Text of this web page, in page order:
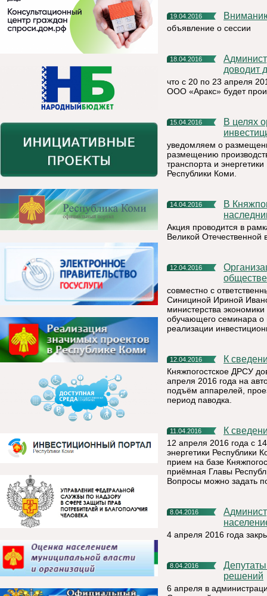
19.04.2016
объявление о сессии
18.04.2016
Администрация муниципального района «Княжпогостский»
доводит
что с 20 по 23 апреля
ООО «Аракс» будет
15.04.2016
В целях организации работы в части активизации
уведомляем о
размещению
транспорта и
Республики Коми.
14.04.2016
В Княжпогостском районе дан старт марафону «Мы -
Акция проводится в
Великой Отечественной
12.04.2016
Организационным комитетом конкурса «Ежегодная
совместно с
Синициной Ириной
министерства
обучающего семинара
реализации
12.04.2016 К
Княжпогостское ДРСУ
апреля 2016 года на
подъём аппарелей,
период паводка.
11.04.2016 К
12 апреля 2016 года с
энергетики Республики
прием на базе
приёмная Главы
Вопросы можно задать
8.04.2016
Администрация МР «Княжпогостский» информирует
4 апреля 2016 года
8.04.2016
Депутаты заслушали отчеты и приняли ряд важных
решений
6 апреля в